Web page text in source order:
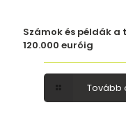
Számok és példák
120.000 euróig
Tovább